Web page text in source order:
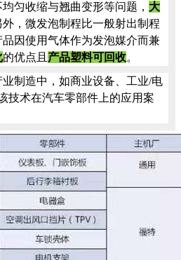
匀收缩与翘曲变形等问题， 大
外，微发泡制程比一般射出制程
因使用气体作为发泡媒介而兼
的优点且 产品塑料可回收。
制造中，如商业设备、工业/电
技术在汽车零部件上的应用案